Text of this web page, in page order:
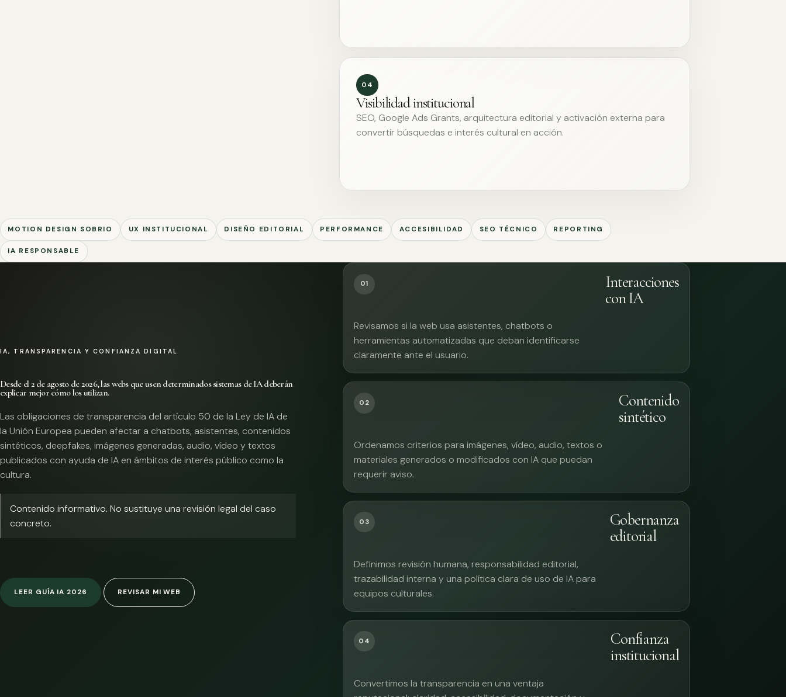
04
Visibilidad institucional
SEO, Google Ads Grants, arquitectura editorial y activación externa para
convertir búsquedas e interés cultural en acción.
MOTION DESIGN SOBRIO UX INSTITUCIONAL DISEÑO EDITORIAL PERFORMANCE ACCESIBILIDAD SEO TÉCNICO REPORTING
IA RESPONSABLE
IA, TRANSPARENCIA Y CONFIANZA DIGITAL
Desde el 2 de agosto de 2026, las webs que usen determinados sistemas de IA deberán
explicar mejor cómo los utilizan.
Las obligaciones de transparencia del artículo 50 de la Ley de IA de
la Unión Europea pueden afectar a chatbots, asistentes, contenidos
sintéticos, deepfakes, imágenes generadas, audio, vídeo y textos
publicados con ayuda de IA en ámbitos de interés público como la
cultura.
Contenido informativo. No sustituye una revisión legal del caso
concreto.
LEER GUÍA IA 2026 REVISAR MI WEB
01
Interacciones
con IA
Revisamos si la web usa asistentes, chatbots o
herramientas automatizadas que deban identificarse
claramente ante el usuario.
02
Contenido
sintético
Ordenamos criterios para imágenes, vídeo, audio, textos o
materiales generados o modificados con IA que puedan
requerir aviso.
03
Gobernanza
editorial
Definimos revisión humana, responsabilidad editorial,
trazabilidad interna y una política clara de uso de IA para
equipos culturales.
04
Confianza
institucional
Convertimos la transparencia en una ventaja